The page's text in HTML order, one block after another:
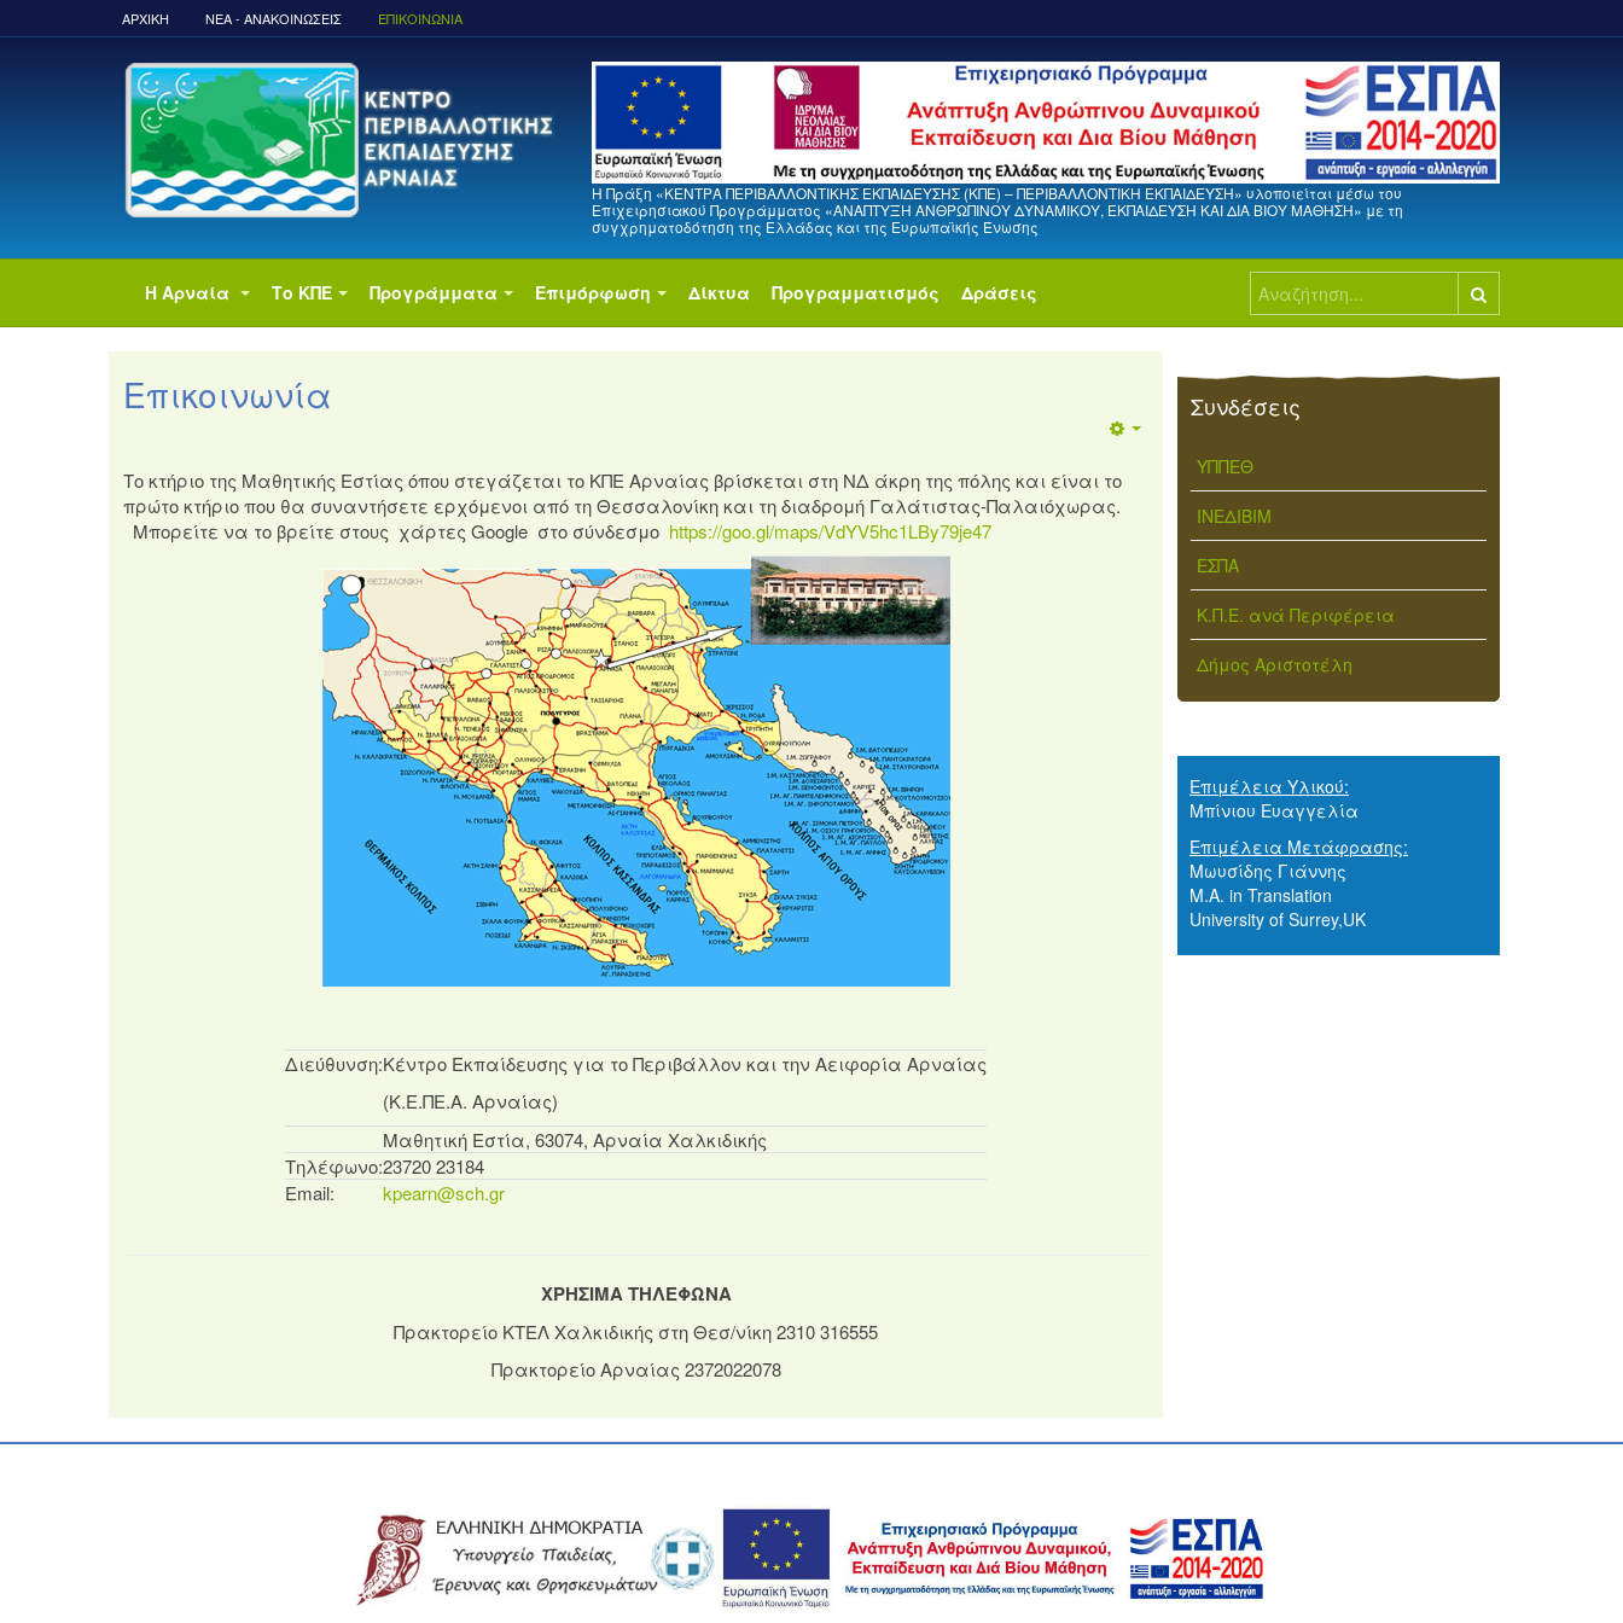
ΑΡΧΙΚΉ ΝΈΑ - ΑΝΑΚΟΙΝΏΣΕΙΣ ΕΠΙΚΟΙΝΩΝΙΑ
Η Πράξη «ΚΕΝΤΡΑ ΠΕΡΙΒΑΛΛΟΝΤΙΚΗΣ ΕΚΠΑΙΔΕΥΣΗΣ (ΚΠΕ) – ΠΕΡΙΒΑΛΛΟΝΤΙΚΗ ΕΚΠΑΙΔΕΥΣΗ» υλοποιείται μέσω του
Επιχειρησιακού Προγράμματος «ΑΝΑΠΤΥΞΗ ΑΝΘΡΩΠΙΝΟΥ ΔΥΝΑΜΙΚΟΥ, ΕΚΠΑΙΔΕΥΣΗ ΚΑΙ ΔΙΑ ΒΙΟΥ ΜΑΘΗΣΗ» με τη
συγχρηματοδότηση της Ελλάδας και της Ευρωπαϊκής Ένωσης
Η Αρναία Το ΚΠΕ Προγράμματα Επιμόρφωση Δίκτυα Προγραμματισμός Δράσεις Αναζήτηση...
Επικοινωνία
Το κτήριο της Μαθητικής Εστίας όπου στεγάζεται το ΚΠΕ Αρναίας βρίσκεται στη ΝΔ άκρη της πόλης και είναι το
πρώτο κτήριο που θα συναντήσετε ερχόμενοι από τη Θεσσαλονίκη και τη διαδρομή Γαλάτιστας-Παλαιόχωρας.
Μπορείτε να το βρείτε στους χάρτες Google στο σύνδεσμο https://goo.gl/maps/VdYV5hc1LBy79je47
Διεύθυνση:Κέντρο Εκπαίδευσης για το Περιβάλλον και την Αειφορία Αρναίας
(Κ.Ε.ΠΕ.Α. Αρναίας)
Μαθητική Εστία, 63074, Αρναία Χαλκιδικής
Τηλέφωνο:23720 23184
Email:
kpearn@sch.gr
ΧΡΗΣΙΜΑ ΤΗΛΕΦΩΝΑ
Πρακτορείο ΚΤΕΛ Χαλκιδικής στη Θεσ/νίκη 2310 316555
Πρακτορείο Αρναίας 2372022078
Συνδέσεις
ΥΠΠΕΘ
ΙΝΕΔΙΒΙΜ
ΕΣΠΑ
Κ.Π.Ε. ανά Περιφέρεια
Δήμος Αριστοτέλη
Επιμέλεια Υλικού:
Μπίνιου Ευαγγελία
Επιμέλεια Μετάφρασης:
Μωυσίδης Γιάννης
M.A. in Translation
University of Surrey,UK